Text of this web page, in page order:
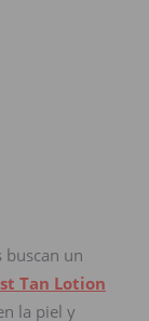
buscan un
Tan Lotion
la piel y